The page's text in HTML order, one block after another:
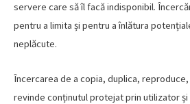
servere care să îl facă indisponibil.
pentru a limita și pentru a înlătura
neplăcute.
Încercarea de a copia, duplica,
revinde conținutul protejat prin utilizator